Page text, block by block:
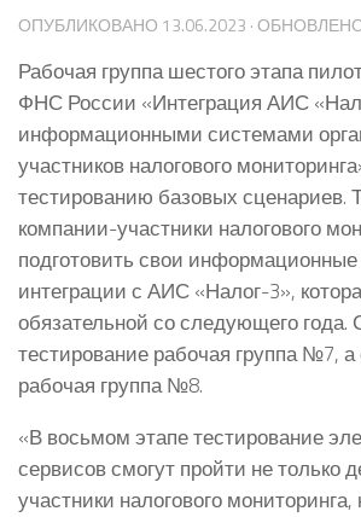
ОПУБЛИКОВАНО 13.06.2023 ·
Рабочая группа шестого этапа
ФНС России «Интеграция АИС
информационными системами
участников налогового
тестированию базовых сценариев.
компании-участники налогового
подготовить свои
интеграции с АИС «Налог-3»,
обязательной со следующего года.
тестирование рабочая группа №7, а
рабочая группа №8.
«В восьмом этапе тестирование
сервисов смогут пройти не только
участники налогового